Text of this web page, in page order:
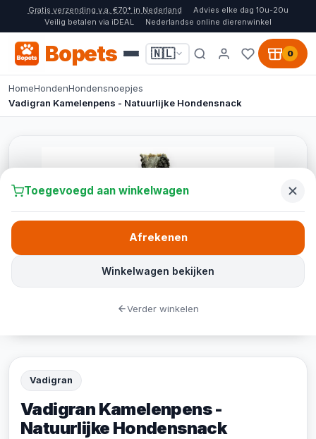
Gratis verzending v.a. €70* in Nederland
Advies elke dag 10u-20u
Veilig betalen via iDEAL
Nederlandse online dierenwinkel
Bopets 🇳🇱 0
HomeHondenHondensnoepjes
Vadigran Kamelenpens - Natuurlijke Hondensnack
Vadigran
Vadigran Kamelenpens -
Natuurlijke Hondensnack
Toegevoegd aan winkelwagen
Winkelwagen bekijken
Afrekenen
Verder winkelen